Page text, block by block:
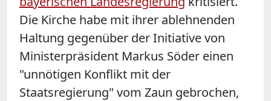
Die Kirche habe mit ihrer ablehnenden
Haltung gegenüber der Initiative von
Ministerpräsident Markus Söder einen
"unnötigen Konflikt mit der
Staatsregierung" vom Zaun gebrochen,